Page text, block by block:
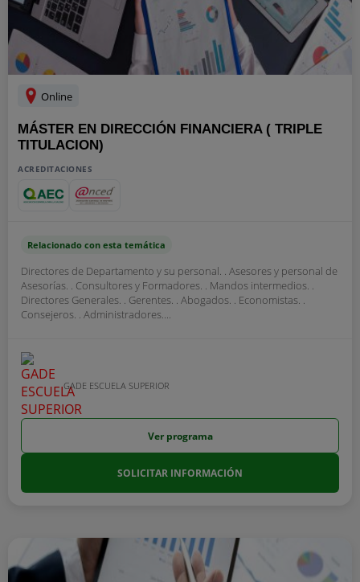
Online
MÁSTER EN DIRECCIÓN FINANCIERA ( TRIPLE
TITULACION)
ACREDITACIONES
Relacionado con esta temática
Directores de Departamento y su personal. . Asesores y personal de
Asesorías. . Consultores y Formadores. . Mandos intermedios. .
Directores Generales. . Gerentes. . Abogados. . Economistas. .
Consejeros. . Administradores....
GADE ESCUELA SUPERIOR
Ver programa
SOLICITAR INFORMACIÓN